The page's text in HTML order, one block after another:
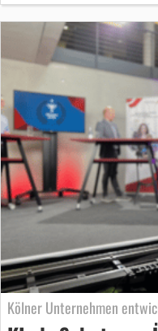
Kölner Unternehmen